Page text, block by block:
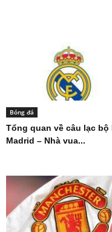
Bóng đá
Tổng quan về câu lạc bộ
Madrid – Nhà vua...